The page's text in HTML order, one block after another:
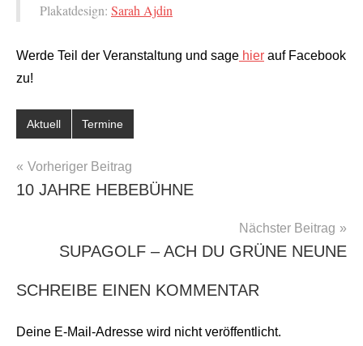
Plakatdesign: Sarah Ajdin
Werde Teil der Veranstaltung und sage hier auf Facebook
zu!
Aktuell Termine
BEITRAGSNAVIGATION
Vorheriger Beitrag
10 JAHRE HEBEBÜHNE
Nächster Beitrag
SUPAGOLF – ACH DU GRÜNE NEUNE
SCHREIBE EINEN KOMMENTAR
Deine E-Mail-Adresse wird nicht veröffentlicht.